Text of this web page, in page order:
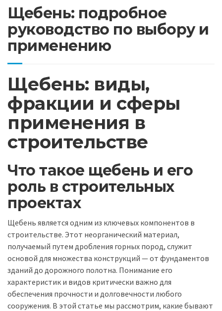
Щебень: подробное
руководство по выбору и
применению
Щебень: виды,
фракции и сферы
применения в
строительстве
Что такое щебень и его
роль в строительных
проектах
Щебень является одним из ключевых компонентов в
строительстве. Этот неорганический материал,
получаемый путем дробления горных пород, служит
основой для множества конструкций — от фундаментов
зданий до дорожного полотна. Понимание его
характеристик и видов критически важно для
обеспечения прочности и долговечности любого
сооружения. В этой статье мы рассмотрим, какие бывают